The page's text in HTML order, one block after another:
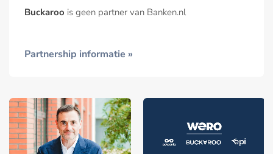
Buckaroo is geen partner van Banken.nl
Partnership informatie »